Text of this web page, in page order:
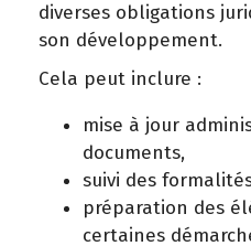
diverses obligations
son développement.
Cela peut inclure :
mise à jour
documents,
suivi des
préparation des
certaines